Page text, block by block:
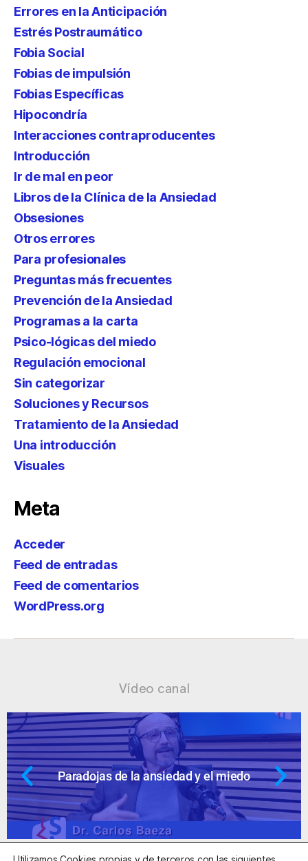
Errores en la Anticipación
Estrés Postraumático
Fobia Social
Fobias de impulsión
Fobias Específicas
Hipocondría
Interacciones contraproducentes
Introducción
Ir de mal en peor
Libros de la Clínica de la Ansiedad
Obsesiones
Otros errores
Para profesionales
Preguntas más frecuentes
Prevención de la Ansiedad
Programas a la carta
Psico-lógicas del miedo
Regulación emocional
Sin categorizar
Soluciones y Recursos
Tratamiento de la Ansiedad
Una introducción
Visuales
Meta
Acceder
Feed de entradas
Feed de comentarios
WordPress.org
Vídeo canal
y el miedo Ansiedad: supuestos